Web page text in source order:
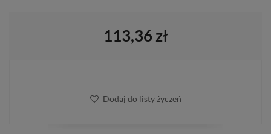
113,36 zł
Dodaj do listy życzeń